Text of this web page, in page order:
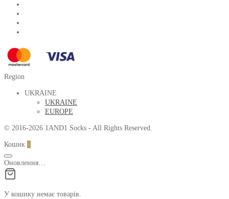
Region
UKRAINE
UKRAINE
EUROPE
© 2016-2026 1AND1 Socks - All Rights Reserved.
Кошик
Оновлення…
У кошику немає товарів.